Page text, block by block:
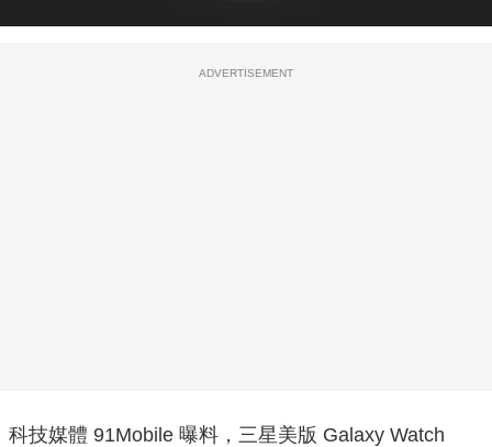
ADVERTISEMENT
科技媒體 91Mobile 曝料，三星美版 Galaxy Watch